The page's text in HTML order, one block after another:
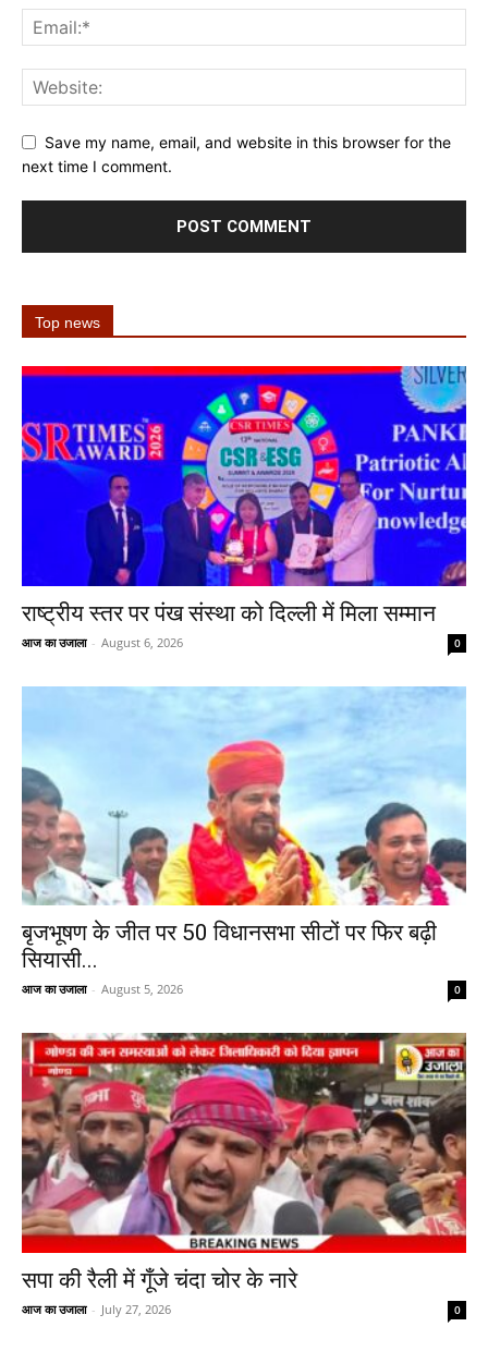
Save my name, email, and website in this browser for the
next time I comment.
Top news
राष्ट्रीय स्तर पर पंख संस्था को दिल्ली में मिला सम्मान
आज का उजाला - August 6, 2026 0
बृजभूषण के जीत पर 50 विधानसभा सीटों पर फिर बढ़ी
सियासी...
आज का उजाला - August 5, 2026 0
सपा की रैली में गूँजे चंदा चोर के नारे
आज का उजाला - July 27, 2026 0